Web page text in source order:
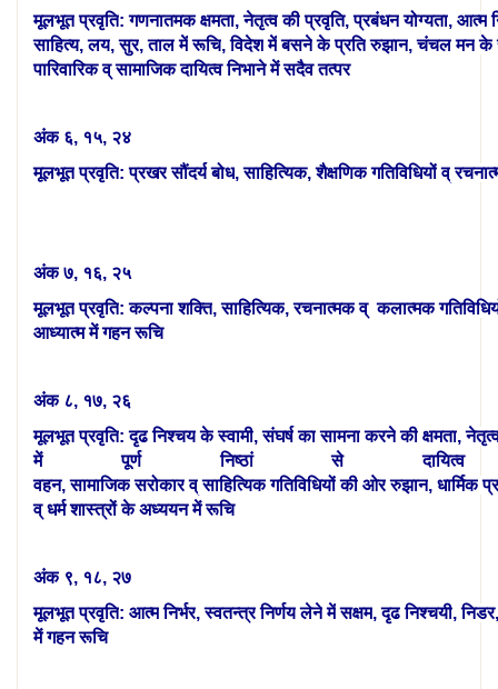
मूलभूत प्रवृति:गणनातमक क्षमता,नेतृत्व की प्रवृति, प्रबंधन योग्यता, आत्म
साहित्य,लय,सुर,ताल में रूचि,विदेश में बसने के प्रति रुझान,चंचल मन के
पारिवारिक व् सामाजिक दायित्व निभाने में सदैव तत्पर
अंक ६, १५, २४
मूलभूत प्रवृति:प्रखर सौंदर्य बोध,साहित्यिक, शैक्षणिक गतिविधियों व्
अंक ७, १६, २५
मूलभूत प्रवृति:कल्पना शक्ति,साहित्यिक,रचनात्मकव् कलात्मक
आध्यात्म में गहन रूचि
अंक ८, १७, २६
मूलभूत प्रवृति:दृढ निश्चय के स्वामी,संघर्ष का सामना करने की क्षमता,
में पूर्ण निष्ठां से दायित्व
वहन,सामाजिक सरोकार व् साहित्यिक गतिविधियों की ओर रुझान, धार्मिक
व् धर्म शास्त्रों के अध्ययन में रूचि
अंक ९, १८, २७
मूलभूत प्रवृति: आत्म निर्भर,स्वतन्त्र निर्णय लेने में सक्षम,दृढ निश्चयी,
में गहन रूचि